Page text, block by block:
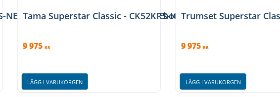
NET, klädda lönnstommar i Natural Ebony Tiger Wrap finish
Tama Superstar Classic - CK52KRS-ICA, klädda
9 975 KR
LÄGG I VARUKORGEN
Trumset Superstar
9 975 KR
LÄGG I VARUKORGEN